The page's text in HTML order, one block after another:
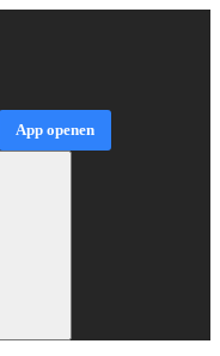
App openen